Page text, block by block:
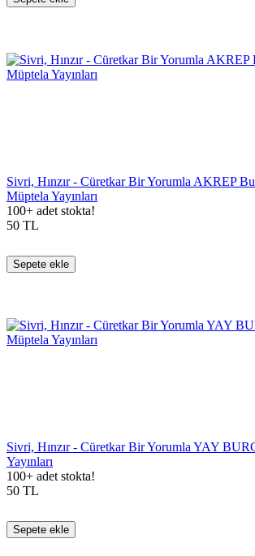
Sivri, Hınzır - Cüretkar Bir Yorumla AKREP
Müptela Yayınları
100+ adet stokta!
50 TL
Sepete ekle
Sivri, Hınzır - Cüretkar Bir Yorumla YAY
Yayınları
100+ adet stokta!
50 TL
Sepete ekle